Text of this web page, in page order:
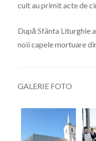
cult au primit acte de
După Sfânta Liturghie
noii capele mortuare
GALERIE FOTO